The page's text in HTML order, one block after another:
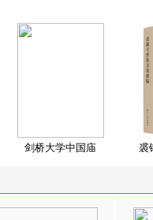
剑桥大学中国庙 裘